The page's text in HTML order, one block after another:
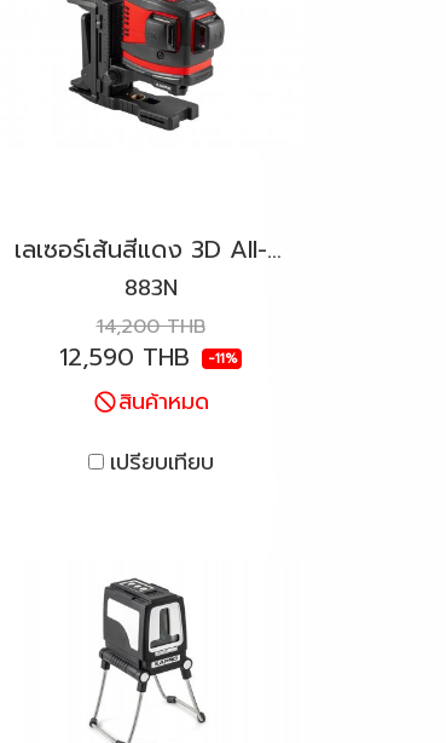
เลเซอร์เส้นสีแดง 3D All-Lines KAPRO รุ่น 883N Prolaser®
883N
14,200 THB
12,590 THB -11%
สินค้าหมด
เปรียบเทียบ